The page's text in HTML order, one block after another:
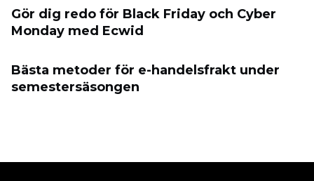
Gör dig redo för Black Friday och Cyber ​​
Monday med Ecwid
Bästa metoder för e-handelsfrakt under
semestersäsongen